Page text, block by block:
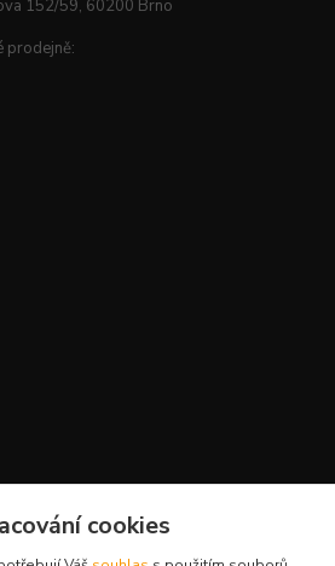
152/59, 60200 Brno
prodejně:
cookies